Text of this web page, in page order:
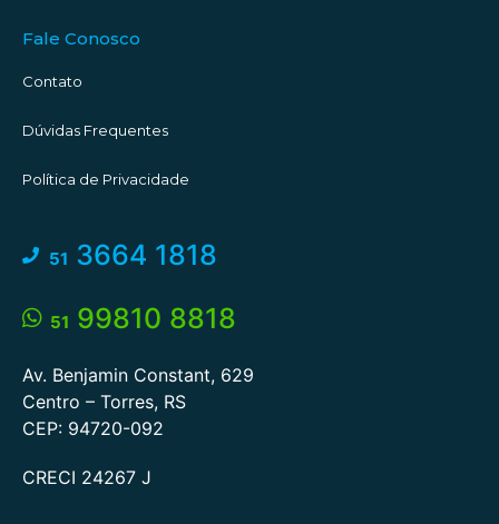
Fale Conosco
Contato
Dúvidas Frequentes
Política de Privacidade
51 3664 1818
51 99810 8818
Av. Benjamin Constant, 629
Centro – Torres, RS
CEP: 94720-092
CRECI 24267 J